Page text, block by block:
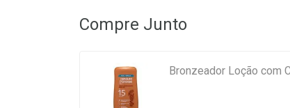
Compre Junto
Bronzeador Loção com